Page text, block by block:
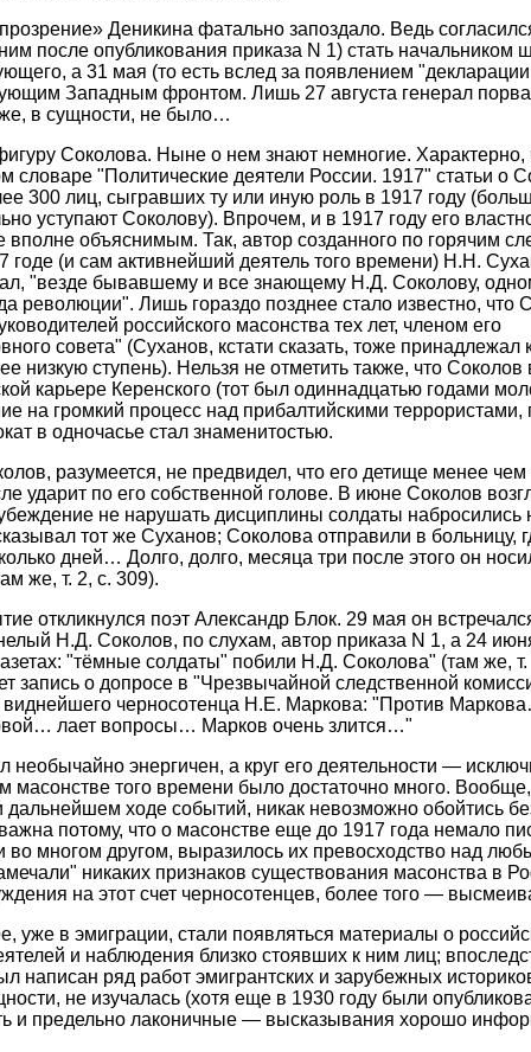
Деникина фатально запоздало. Ведь
после опубликования приказа N 1) стать начальником
а 31 мая (то есть вслед за появлением
Западным фронтом. Лишь 27 августа генерал
в сущности, не было…
Соколова. Ныне о нем знают немногие. Характерно,
словаре "Политические деятели России. 1917" статьи о
300 лиц, сыгравших ту или иную роль в 1917 году
уступают Соколову). Впрочем, и в 1917 году его
вполне объяснимым. Так, автор созданного по горячим
годе (и сам активнейший деятель того времени) Н.Н.
"везде бывавшему и все знающему Н.Д. Соколову,
революции". Лишь гораздо позднее стало известно, что
российского масонства тех лет, членом его
совета" (Суханов, кстати сказать, тоже принадлежал
низкую ступень). Нельзя не отметить также, что
карьере Керенского (тот был одиннадцатью годами
на громкий процесс над прибалтийскими террористами,
в одночасье стал знаменитостью.
разумеется, не предвидел, что его детище менее чем
ударит по его собственной голове. В июне Соколов
не нарушать дисциплины солдаты набросились
тот же Суханов; Соколова отправили в больницу,
дней… Долго, долго, месяца три после этого он
же, т. 2, с. 309).
откликнулся поэт Александр Блок. 29 мая он
Н.Д. Соколов, по слухам, автор приказа N 1, а 24
"тёмные солдаты" побили Н.Д. Соколова" (там же, т.
запись о допросе в "Чрезвычайной следственной
виднейшего черносотенца Н.Е. Маркова: "Против
лает вопросы… Марков очень злится…"
энергичен, а круг его деятельности —
масонстве того времени было достаточно много.
ходе событий, никак невозможно обойтись
потому, что о масонстве еще до 1917 года немало
во многом другом, выразилось их превосходство над
никаких признаков существования масонства в
на этот счет черносотенцев, более того —
уже в эмиграции, стали появляться материалы о
и наблюдения близко стоявших к ним лиц;
написан ряд работ эмигрантских и зарубежных
не изучалась (хотя еще в 1930 году были
и предельно лаконичные — высказывания хорошо